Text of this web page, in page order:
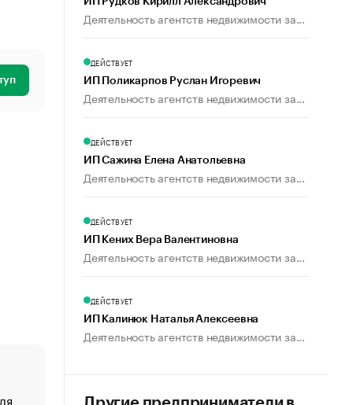
«От спорта тело стареет иначе». Как живет глава
Деятельность агентств недвижимости за...
ДЕЙСТВУЕТ
ИП Поликарпов Руслан Игоревич
Деятельность агентств недвижимости за...
ДЕЙСТВУЕТ
ИП Сажина Елена Анатольевна
Деятельность агентств недвижимости за...
ДЕЙСТВУЕТ
ИП Кених Вера Валентиновна
Деятельность агентств недвижимости за...
ДЕЙСТВУЕТ
ИП Калинюк Наталья Алексеевна
Деятельность агентств недвижимости за...